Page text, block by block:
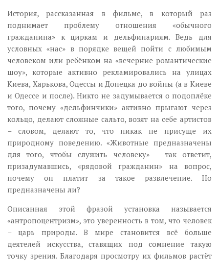
История, рассказанная в фильме, в который раз
поднимает проблему отношения «обычного
гражданина» к циркам и дельфинариям. Ведь для
условных «нас» в порядке вещей пойти с любимым
человеком или ребёнком на «вечерние романтические
шоу», которые активно рекламировались на улицах
Киева, Харькова, Одессы и Донецка до войны (а в Киеве
и Одессе и после). Никто не задумывается о подоплёке
того, почему «дельфинчики» активно прыгают через
кольцо, делают сложные сальто, возят на себе артистов
– словом, делают то, что никак не присуще их
природному поведению. «Животные предназначены
для того, чтобы служить человеку» – так ответит,
призадумавшись, «рядовой гражданин» на вопрос,
почему он платит за такое развлечение. Но
предназначены ли?
Описанная этой фразой установка называется
«антропоцентризм», это уверенность в том, что человек
– царь природы. В мире становится всё больше
деятелей искусства, ставящих под сомнение такую
точку зрения. Благодаря просмотру их фильмов растёт